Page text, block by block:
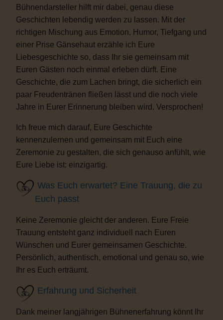
Bühnendarsteller hilft mir dabei, genau diese
Geschichten lebendig werden zu lassen. Mit der
richtigen Mischung aus Emotion, Humor, Tiefgang und
einer Prise Gänsehaut erzähle ich Eure
Liebesgeschichte so, dass Ihr sie gemeinsam mit
Euren Gästen noch einmal erleben dürft. Eine
Geschichte, die zum Lachen bringt, die sicherlich ein
paar Freudentränen fließen lässt und die noch viele
Jahre in Eurer Erinnerung bleiben wird. Versprochen!
Ich freue mich darauf, Eure Geschichte
kennenzulernen und gemeinsam mit Euch eine
Zeremonie zu gestalten, die sich genauso anfühlt, wie
Eure Liebe ist: einzigartig.
Was Euch erwartet? Eine Trauung, die zu
Euch passt
Keine Zeremonie gleicht der anderen. Eure Freie
Trauung entsteht ganz individuell nach Euren
Wünschen und Eurer gemeinsamen Geschichte.
Persönlich, authentisch, emotional und genau so, wie
Ihr es Euch erträumt.
Erfahrung und Sicherheit
Dank meiner langjährigen Bühnenerfahrung könnt Ihr